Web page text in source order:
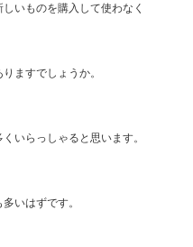
いものを購入して使わなく
ますでしょうか。
いらっしゃると思います。
いはずです。